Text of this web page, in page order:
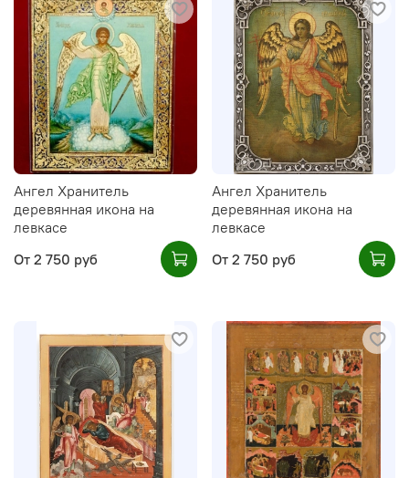
Ангел Хранитель
деревянная икона на
левкасе
От 2 750 руб
Ангел Хранитель
деревянная икона на
левкасе
От 2 750 руб